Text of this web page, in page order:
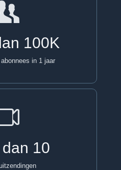
100K
in 1 jaar
10